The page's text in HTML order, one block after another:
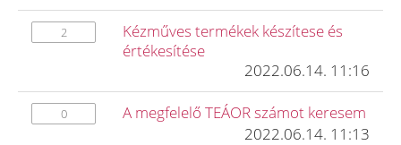
2
Kézműves termékek készítese és
értékesítése
2022.06.14. 11:16
0
A megfelelő TEÁOR számot keresem
2022.06.14. 11:13